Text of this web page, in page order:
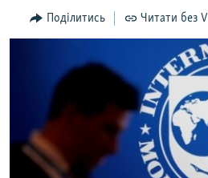
Перейти
до
ПОГЛЯД
ВСЕ ЗА ДЕНЬ
СПЕЦПРОЕКТИ
ДЕПОРТАЦІЯ
ВІДЕОУРОКИ «ELIFBE»
ЯК ОБІЙТИ БЛОКУВАННЯ
Поділитись Читати без